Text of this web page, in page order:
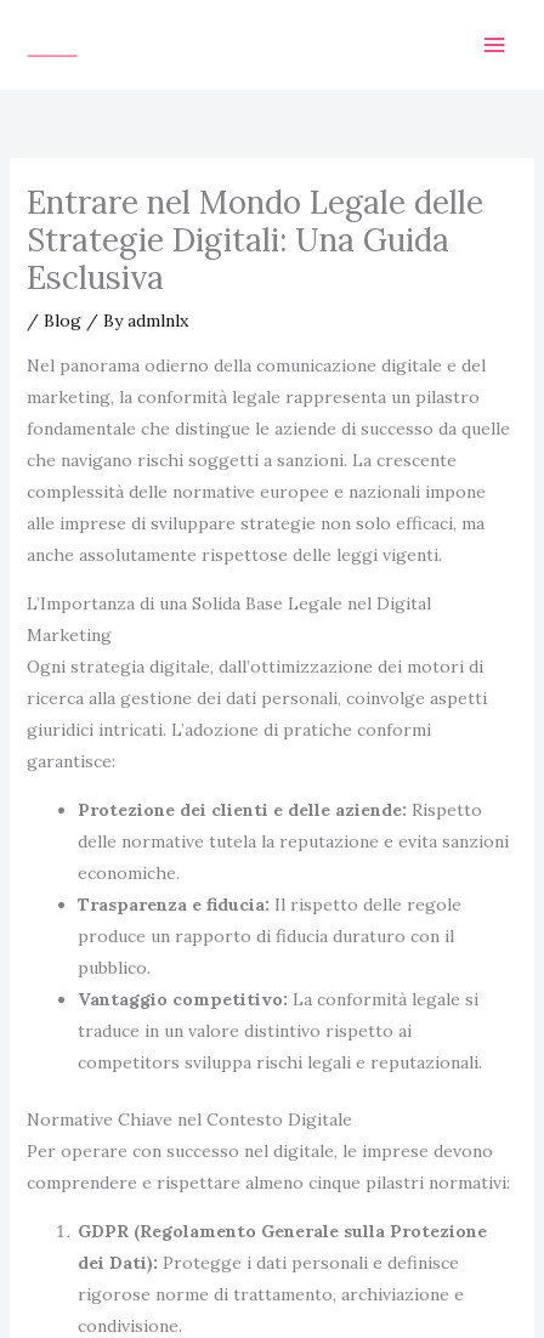
Entrare nel Mondo Legale delle
Strategie Digitali: Una Guida
Esclusiva
/ Blog/ Byadmlnlx
Nel panorama odierno della comunicazione digitale e del
marketing, la conformità legale rappresenta un pilastro
fondamentale che distingue le aziende di successo da quelle
che navigano rischi soggetti a sanzioni. La crescente
complessità delle normative europee e nazionali impone
alle imprese di sviluppare strategie non solo efficaci, ma
anche assolutamente rispettose delle leggi vigenti.
L’Importanza di una Solida Base Legale nel Digital
Marketing
Ogni strategia digitale, dall’ottimizzazione dei motori di
ricerca alla gestione dei dati personali, coinvolge aspetti
giuridici intricati. L’adozione di pratiche conformi
garantisce:
Protezione dei clienti e delle aziende: Rispetto
delle normative tutela la reputazione e evita sanzioni
economiche.
Trasparenza e fiducia: Il rispetto delle regole
produce un rapporto di fiducia duraturo con il
pubblico.
Vantaggio competitivo: La conformità legale si
traduce in un valore distintivo rispetto ai
competitors sviluppa rischi legali e reputazionali.
Normative Chiave nel Contesto Digitale
Per operare con successo nel digitale, le imprese devono
comprendere e rispettare almeno cinque pilastri normativi:
GDPR (Regolamento Generale sulla Protezione
dei Dati): Protegge i dati personali e definisce
rigorose norme di trattamento, archiviazione e
condivisione.